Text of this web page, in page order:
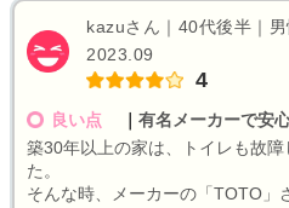
kazuさん｜40代後半｜
2023.09
4
良い点
有名メーカーで安
築30年以上の家は、トイレも故
た。
そんな時、メーカーの「TOTO」